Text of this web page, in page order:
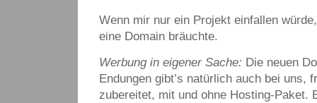
Wenn mir nur ein Projekt einfallen
eine Domain bräuchte.
Werbung in eigener Sache: Die neuen
Endungen gibt’s natürlich auch bei uns,
zubereitet, mit und ohne Hosting-Paket.